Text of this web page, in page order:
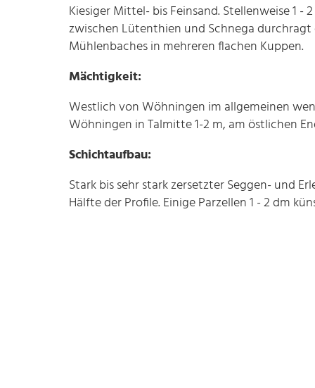
Kiesiger Mittel- bis Feinsand. Stellenweise 1
zwischen Lütenthien und Schnega
Mühlenbaches in mehreren flachen Kuppen.
Mächtigkeit:
Westlich von Wöhningen im allgemeinen
Wöhningen in Talmitte 1-2 m, am östlichen
Schichtaufbau:
Stark bis sehr stark zersetzter Seggen- und
Hälfte der Profile. Einige Parzellen 1 - 2 dm